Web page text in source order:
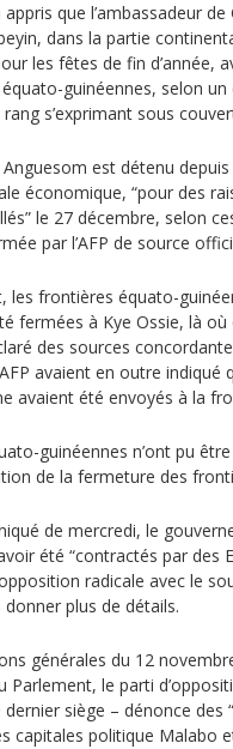
appris que l’ambassadeur
dans la partie
les fêtes de fin d’année,
guinéennes, selon
s’exprimant sous
Anguesom est détenu
économique, “pour des
le 27 décembre, selon
par l’AFP de source
les frontières équato-
fermées à Kye Ossie, là
des sources
avaient en outre indiqué
avaient été envoyés à la
guinéennes n’ont pu
de la fermeture des
de mercredi, le
été “contractés par
radicale avec le
plus de détails.
générales du 12
Parlement, le parti
siège – dénonce des
capitales politique Malabo